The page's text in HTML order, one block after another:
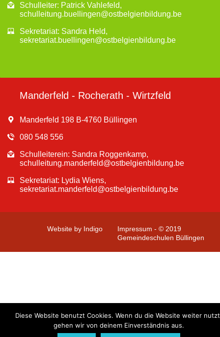
Schulleiter: Patrick Vahlefeld,
schulleitung.buellingen@ostbelgienbildung.be
Sekretariat: Sandra Held,
sekretariat.buellingen@ostbelgienbildung.be
Manderfeld - Rocherath - Wirtzfeld
Manderfeld 198 B-4760 Büllingen
080 548 556
Schulleiterein: Sandra Roggenkamp,
schulleitung.manderfeld@ostbelgienbildung.be
Sekretariat: Lydia Wiens,
sekretariat.manderfeld@ostbelgienbildung.be
Website by Indigo
Impressum - © 2019
Gemeindeschulen Büllingen
Diese Website benutzt Cookies. Wenn du die Website weiter
gehen wir von deinem Einverständnis aus.